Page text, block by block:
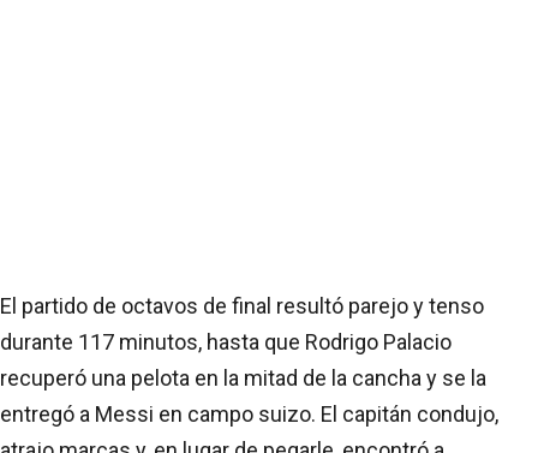
El partido de octavos de final resultó parejo y tenso
durante 117 minutos, hasta que Rodrigo Palacio
recuperó una pelota en la mitad de la cancha y se la
entregó a Messi en campo suizo. El capitán condujo,